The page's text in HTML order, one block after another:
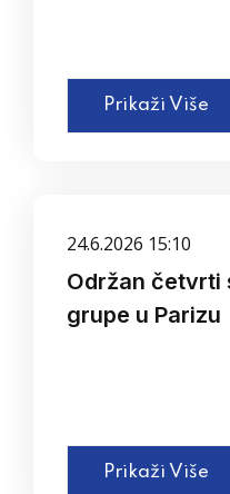
Prikaži Više
24.6.2026 15:10
Održan četvrti
grupe u Parizu
Prikaži Više